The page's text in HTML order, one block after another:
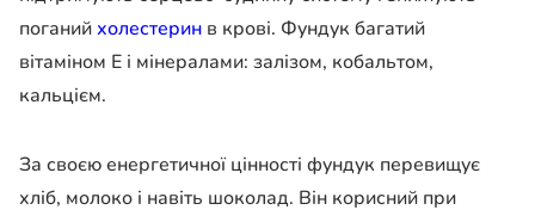
поганий холестерин в крові. Фундук багатий
вітаміном Е і мінералами: залізом, кобальтом,
кальцієм.
За своєю енергетичної цінності фундук перевищує
хліб, молоко і навіть шоколад. Він корисний при